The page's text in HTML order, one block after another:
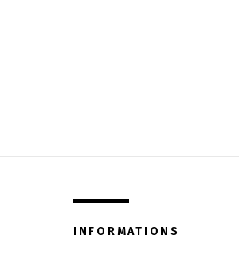
INFORMATIONS